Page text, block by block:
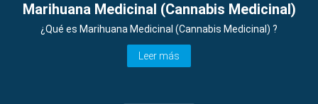
Marihuana Medicinal (Cannabis Medicinal)
¿Qué es Marihuana Medicinal (Cannabis Medicinal) ?
Leer más